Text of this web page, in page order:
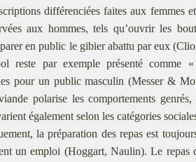
différenciées faites aux femmes
aux hommes, tels qu’ouvrir les
en public le gibier abattu par eux
reste par exemple présenté comme
pour un public masculin (Messer &
polarise les comportements
également selon les catégories
la préparation des repas est
un emploi (Hoggart, Naulin). Le repas